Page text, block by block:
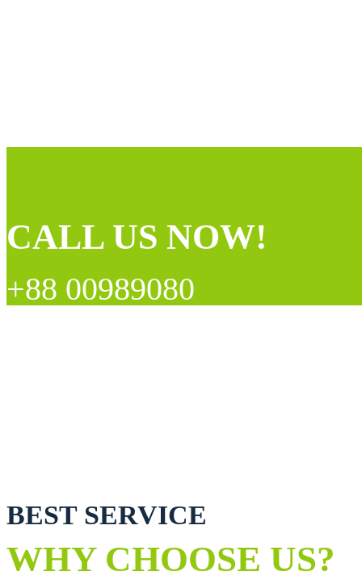
CALL US NOW!
+88 00989080
BEST SERVICE
WHY CHOOSE US?